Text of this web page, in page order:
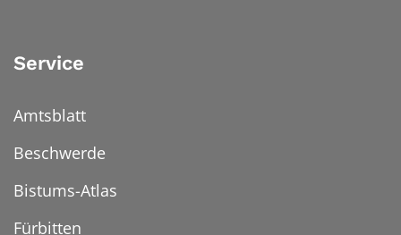
Service
Amtsblatt
Beschwerde
Bistums-Atlas
Fürbitten